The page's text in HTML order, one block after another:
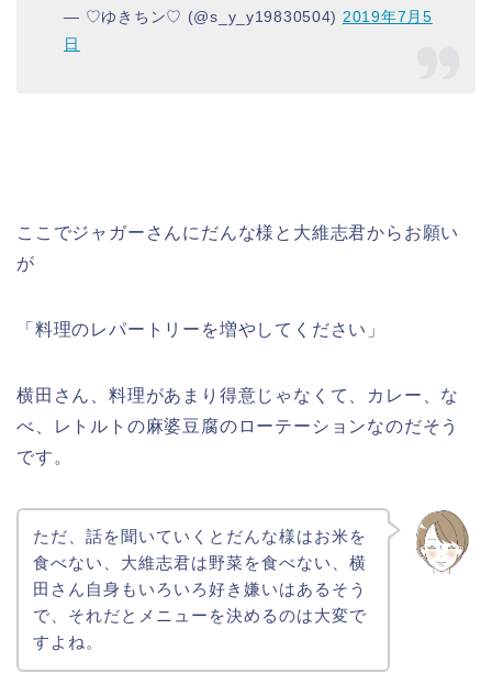
— ♡ゆきちン♡ (@s_y_y19830504) 2019年7月5
日
ここでジャガーさんにだんな様と大維志君からお願い
が
「料理のレパートリーを増やしてください」
横田さん、料理があまり得意じゃなくて、カレー、な
べ、レトルトの麻婆豆腐のローテーションなのだそう
です。
ただ、話を聞いていくとだんな様はお米を
食べない、大維志君は野菜を食べない、横
田さん自身もいろいろ好き嫌いはあるそう
で、それだとメニューを決めるのは大変で
すよね。